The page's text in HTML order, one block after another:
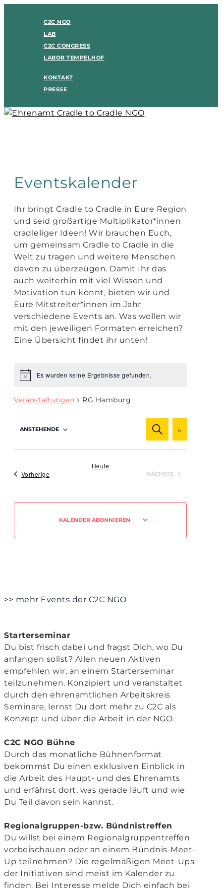
C2C NGO
LAB
C2C CONGRESS
LABOR TEMPELHOF
KONTAKT
PRESSE
Eventskalender
Ihr bringt Cradle to Cradle in Eure Region
und seid großartige Multiplikator*innen
cradleliger Ideen! Wir brauchen Euch,
um gemeinsam Cradle to Cradle in die
Welt zu tragen und weitere Menschen
davon zu überzeugen. Damit Ihr das
auch weiterhin mit viel Wissen und
Motivation tun könnt, bieten wir und
Eure Mitstreiter*innen im Jahr
verschiedene Events an. Was wollen wir
mit den jeweiligen Formaten erreichen?
Eine Übersicht findet ihr unten!
HinweisEs wurden keine Ergebnisse gefunden.
Veranstaltungen RG Hamburg
Suche
und
Ansichten,
SUCHE
ANSTEHENDE
Vorherige
Heute
NÄCHSTE
KALENDER ABONNIEREN
>> mehr Events der C2C NGO
Starterseminar
Du bist frisch dabei und fragst Dich, wo Du
anfangen sollst? Allen neuen Aktiven
empfehlen wir, an einem Starterseminar
teilzunehmen. Konzipiert und veranstaltet
durch den ehrenamtlichen Arbeitskreis
Seminare, lernst Du dort mehr zu C2C als
Konzept und über die Arbeit in der NGO.
C2C NGO Bühne
Durch das monatliche Bühnenformat
bekommst Du einen exklusiven Einblick in
die Arbeit des Haupt- und des Ehrenamts
und erfährst dort, was gerade läuft und wie
Du Teil davon sein kannst.
Regionalgruppen-bzw. Bündnistreffen
Du willst bei einem Regionalgruppentreffen
vorbeischauen oder an einem Bündnis-Meet-
Up teilnehmen? Die regelmäßigen Meet-Ups
der Initiativen sind meist im Kalender zu
finden. Bei Interesse melde Dich einfach bei